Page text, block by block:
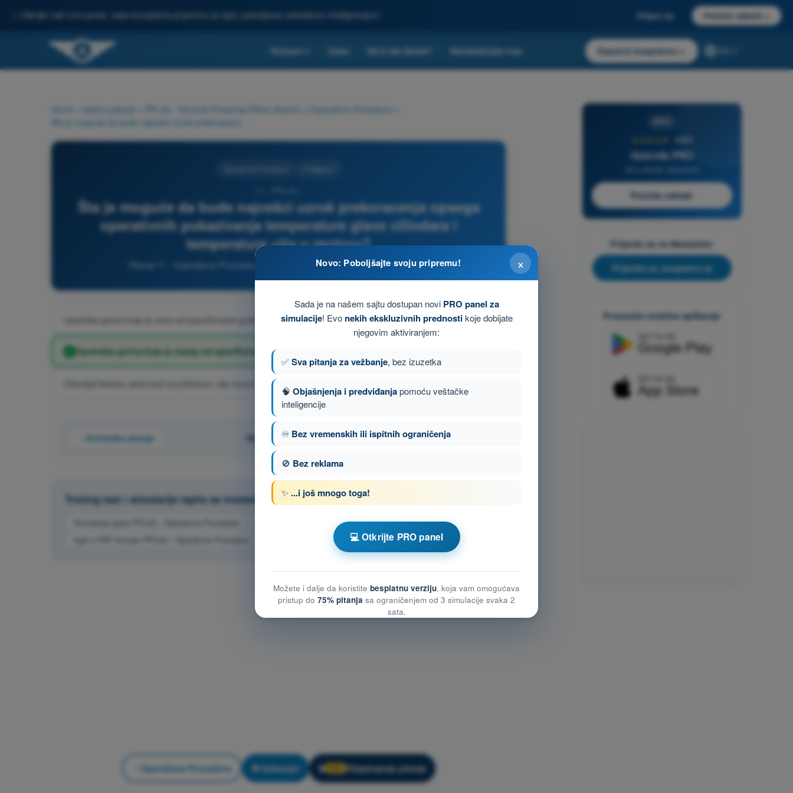
Otkrijte naš novi portal: vaša kompletna priprema za ispit, poboljšana veštačkom inteligencijom Prijavi se Počnite odmah
Kvizovi Cene Da li ste škola? Kontaktirajte nas Započni besplatno
Home Ispitna pitanja PPL(A) - Dozvola Privatnog Pilota (Avioni) Operativne Procedure
Šta je moguće da bude najcešci uzrok prekoracenja opsega
operativnih pokazivanja temperature glave cilindara i
temperature ulja u motoru?
Pitanje 11 - Operativne Procedure - PPL(A) - Dozvola Privatnog Pilota (Avioni)
Upotreba goriva koje je veća od specificirane gradacije.
Upotreba goriva koje je manja od specificirane gradacije.
Obavljati letacku aktivnost sa pritiskom ulja vecom od dozvoljene.
Prethodno pitanje Pitanje 11 od 146 Sledeće pitanje
Trening test i simulacije ispita sa vremenom PPL(A) - Dozvola Privatnog Pilota (Avioni)
Kviz za vežbanje PPL(A) - Operativne Procedure
Operativne Procedure Vežbanje! 🔒 Objašnjenje pitanja
4,6/5
Quizvds PRO
Počnite odmah
Prijavite se na Newsletter
Prijavite se, besplatno je
Preuzmite mobilne aplikacije
×
Novo: Poboljšajte svoju pripremu!
Sada je na našem sajtu dostupan novi PRO panel za
simulacije! Evo nekih ekskluzivnih prednostikoje dobijate
njegovim aktiviranjem:
✅Sva pitanja za vežbanje, bez izuzetka
🧠 Objašnjenja i predviđanjapomoću veštačke
inteligencije
♾️ Bez vremenskih ili ispitnih ograničenja
🚫 Bez reklama
✨ ...i još mnogo toga!
💻 Otkrijte PRO panel
Možete i dalje da koristite besplatnu verziju, koja vam omogućava
pristup do 75% pitanja sa ograničenjem od 3 simulacije svaka 2
sata.